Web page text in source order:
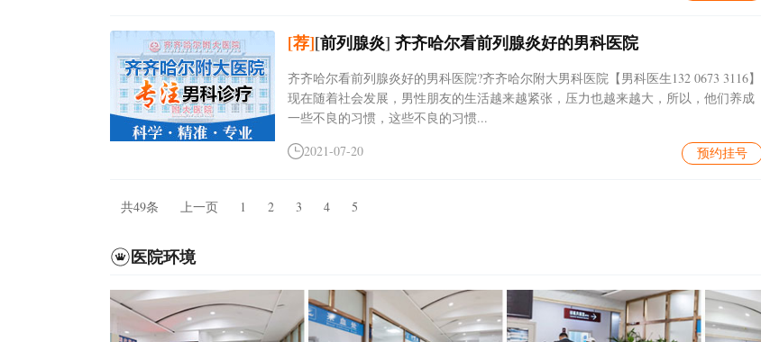
[荐][前列腺炎]齐齐哈尔看前列腺炎好的男科医院
齐齐哈尔看前列腺炎好的男科医院?齐齐哈尔附大男科医院【男科医生132 0673 3116】
现在随着社会发展，男性朋友的生活越来越紧张，压力也越来越大，所以，他们养成
一些不良的习惯，这些不良的习惯...
2021-07-20
预约挂号
共49条 上一页 1 2 3 4 5
医院环境